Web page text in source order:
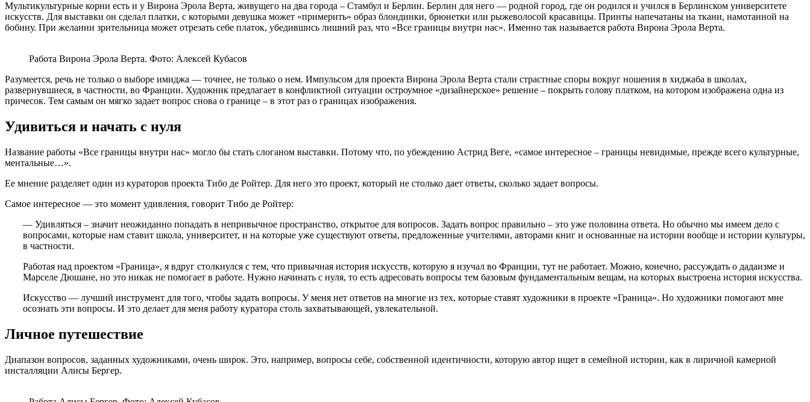
Мультикультурные корни есть и у Вирона Эрола Верта, живущего на два города – Стамбул и Берлин. Берлин для него — родной город, где он родился и учился в Берлинском университете
искусств. Для выставки он сделал платки, с которыми девушка может «примерить» образ блондинки, брюнетки или рыжеволосой красавицы. Принты напечатаны на ткани, намотанной на
бобину. При желании зрительница может отрезать себе платок, убедившись лишний раз, что «Все границы внутри нас». Именно так называется работа Вирона Эрола Верта.
Работа Вирона Эрола Верта. Фото: Алексей Кубасов
Разумеется, речь не только о выборе имиджа — точнее, не только о нем. Импульсом для проекта Вирона Эрола Верта стали страстные споры вокруг ношения в хиджаба в школах,
развернувшиеся, в частности, во Франции. Художник предлагает в конфликтной ситуации остроумное «дизайнерское» решение – покрыть голову платком, на котором изображена одна из
причесок. Тем самым он мягко задает вопрос снова о границе – в этот раз о границах изображения.
Удивиться и начать с нуля
Название работы «Все границы внутри нас» могло бы стать слоганом выставки. Потому что, по убеждению Астрид Веге, «самое интересное – границы невидимые, прежде всего культурные,
ментальные…».
Ее мнение разделяет один из кураторов проекта Тибо де Ройтер. Для него это проект, который не столько дает ответы, сколько задает вопросы.
Самое интересное — это момент удивления, говорит Тибо де Ройтер:
— Удивляться – значит неожиданно попадать в непривычное пространство, открытое для вопросов. Задать вопрос правильно – это уже половина ответа. Но обычно мы имеем дело с
вопросами, которые нам ставит школа, университет, и на которые уже существуют ответы, предложенные учителями, авторами книг и основанные на истории вообще и истории культуры,
в частности.
Работая над проектом «Граница», я вдруг столкнулся с тем, что привычная история искусств, которую я изучал во Франции, тут не работает. Можно, конечно, рассуждать о дадаизме и
Марселе Дюшане, но это никак не помогает в работе. Нужно начинать с нуля, то есть адресовать вопросы тем базовым фундаментальным вещам, на которых выстроена история искусства.
Искусство — лучший инструмент для того, чтобы задать вопросы. У меня нет ответов на многие из тех, которые ставят художники в проекте «Граница». Но художники помогают мне
осознать эти вопросы. И это делает для меня работу куратора столь захватывающей, увлекательной.
Личное путешествие
Диапазон вопросов, заданных художниками, очень широк. Это, например, вопросы себе, собственной идентичности, которую автор ищет в семейной истории, как в лиричной камерной
инсталляции Алисы Бергер.